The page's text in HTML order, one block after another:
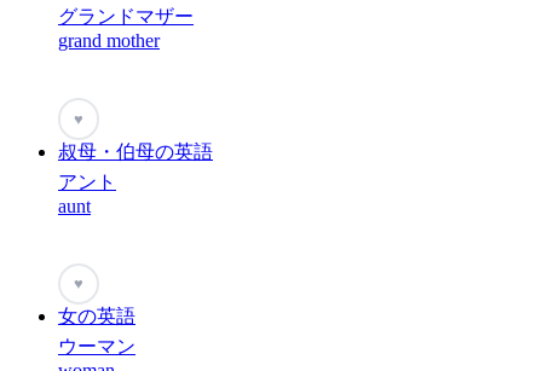
グランドマザー
grand mother
♥
叔母・伯母の英語
アント
aunt
♥
女の英語
ウーマン